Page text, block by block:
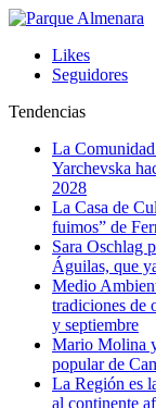
Likes
Seguidores
Tendencias
La
Yarchevska
2028
La Casa de
fuimos” de
Sara Oschlag
Águilas, que
Medio
tradiciones de
y septiembre
Mario Molina
popular de
La Región es
al continente